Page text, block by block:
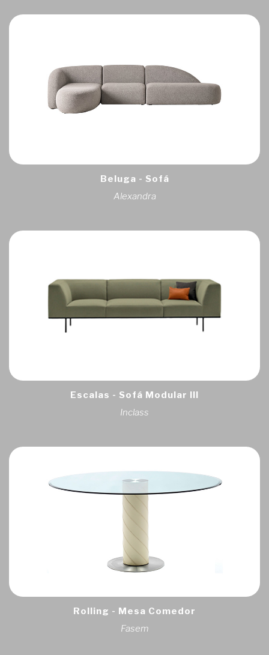
Beluga - Sofá
Alexandra
Escalas - Sofá Modular III
Inclass
Rolling - Mesa Comedor
Fasem